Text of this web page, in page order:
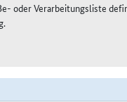
oder Verarbeitungsliste